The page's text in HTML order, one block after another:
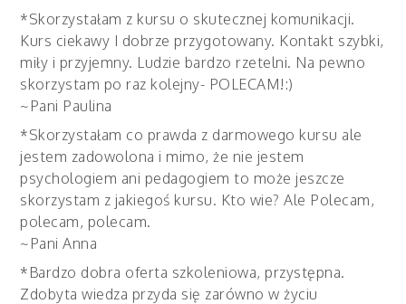
*Skorzystałam z kursu o skutecznej komunikacji.
Kurs ciekawy I dobrze przygotowany. Kontakt szybki,
miły i przyjemny. Ludzie bardzo rzetelni. Na pewno
skorzystam po raz kolejny- POLECAM!:)
~Pani Paulina
*Skorzystałam co prawda z darmowego kursu ale
jestem zadowolona i mimo, że nie jestem
psychologiem ani pedagogiem to może jeszcze
skorzystam z jakiegoś kursu. Kto wie? Ale Polecam,
polecam, polecam.
~Pani Anna
*Bardzo dobra oferta szkoleniowa, przystępna.
Zdobyta wiedza przyda się zarówno w życiu